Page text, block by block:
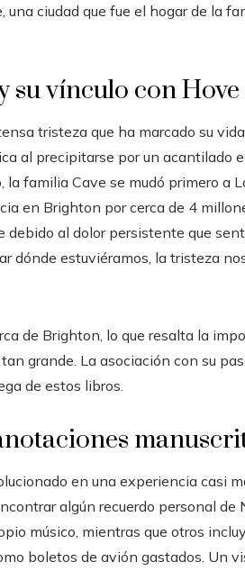
ciudad que fue el hogar de la
su vínculo con Hove
tristeza que ha marcado su
al precipitarse por un acantilado
la familia Cave se mudó primero a
en Brighton por cerca de 4
debido al dolor persistente que
dónde estuviéramos, la tristeza
de Brighton, lo que resalta la
grande. La asociación con su
de estos libros.
en una experiencia casi
algún recuerdo personal de
músico, mientras que otros
boletos de avión gastados. Un